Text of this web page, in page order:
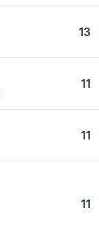
13
11
11
11